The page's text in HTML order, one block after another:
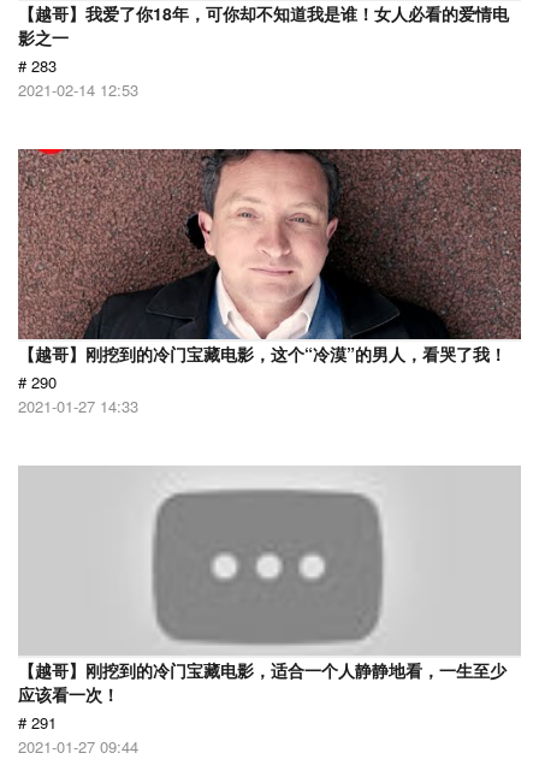
【越哥】我爱了你18年，可你却不知道我是谁！女人必看的爱情电
影之一
# 283
2021-02-14 12:53
【越哥】刚挖到的冷门宝藏电影，这个“冷漠”的男人，看哭了我！
# 290
2021-01-27 14:33
【越哥】刚挖到的冷门宝藏电影，适合一个人静静地看，一生至少
应该看一次！
# 291
2021-01-27 09:44